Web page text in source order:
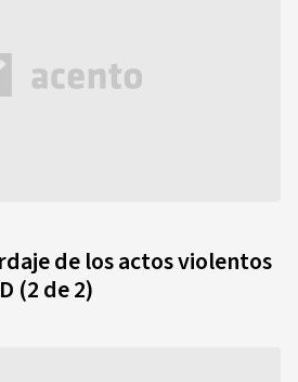
de los actos violentos
(2 de 2)